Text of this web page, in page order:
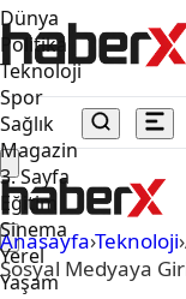
Dünya
Politika
Teknoloji
Spor
Sağlık
Magazin
3. Sayfa
Eğitim
Sinema
Yerel
Yaşam
Anasayfa›Teknoloji›
Sosyal Medyaya